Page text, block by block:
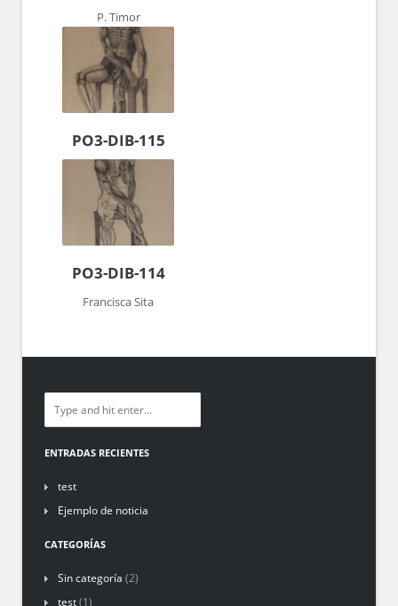
P. Timor
PO3-DIB-115
PO3-DIB-114
Francisca Sita
ENTRADAS RECIENTES
test
Ejemplo de noticia
CATEGORÍAS
Sin categoría (2)
test(1)